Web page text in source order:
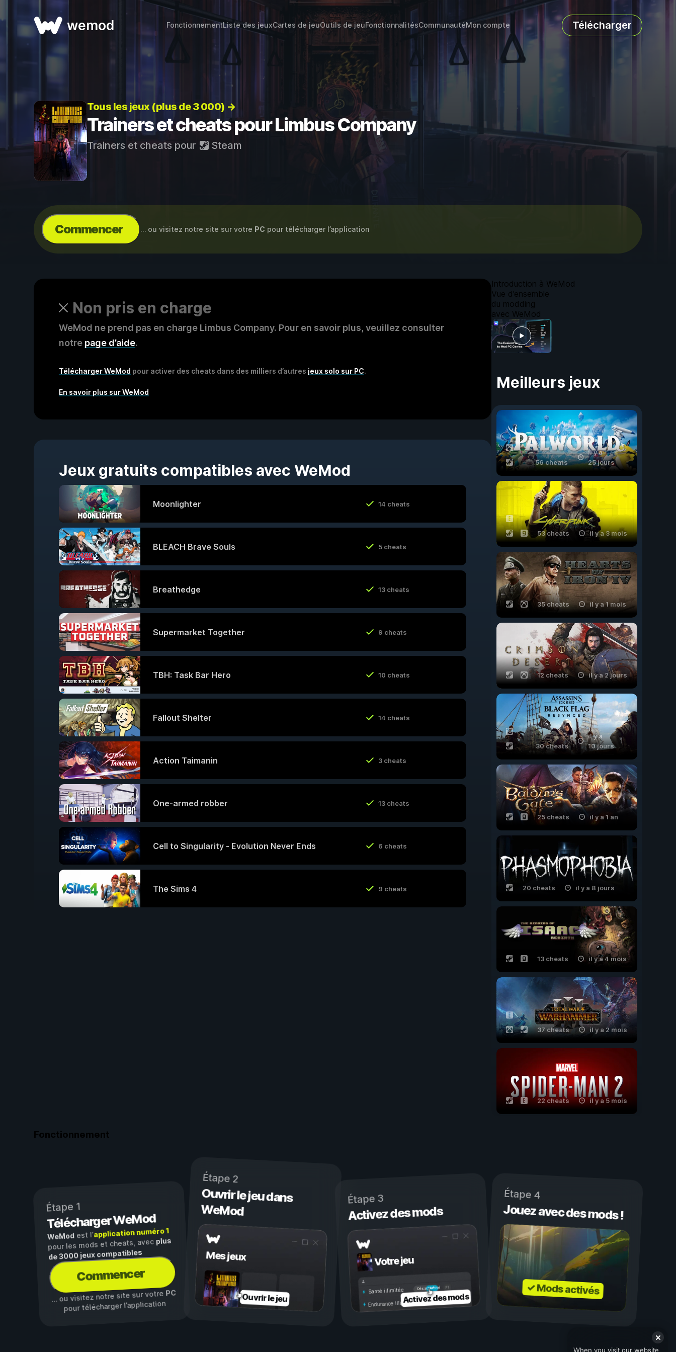
wemod FonctionnementListe des jeuxCartes de jeuOutils de jeuFonctionnalitésCommunautéMon compte Télécharger
Tous les jeux (plus de 3 000) →
Trainers et cheats pour Limbus Company
Trainers et cheats pour Steam
Commencer … ou visitez notre site sur votre PC pour télécharger l’application
Non pris en charge
WeMod ne prend pas en charge Limbus Company. Pour en savoir plus, veuillez consulter
notre page d’aide.
Télécharger WeMod pour activer des cheats dans des milliers d’autres jeux solo sur PC.
En savoir plus sur WeMod
Jeux gratuits compatibles avec WeMod
Moonlighter 14 cheats
BLEACH Brave Souls 5 cheats
Breathedge 13 cheats
Supermarket Together 9 cheats
TBH: Task Bar Hero 10 cheats
Fallout Shelter 14 cheats
Action Taimanin 3 cheats
One-armed robber 13 cheats
Cell to Singularity - Evolution Never Ends 6 cheats
The Sims 4 9 cheats
Introduction à WeMod
Vue d’ensemble
du modding
avec WeMod
Meilleurs jeux
56 cheats
il y a
25 jours
53 cheats il y a 3 mois
35 cheats il y a 1 mois
12 cheats il y a 2 jours
30 cheats
il y a
10 jours
25 cheats il y a 1 an
20 cheats il y a 8 jours
13 cheats il y a 4 mois
37 cheats il y a 2 mois
22 cheats il y a 5 mois
Fonctionnement
Étape 1
Télécharger WeMod
WeModest l’application numéro 1
pour les mods et cheats, avecplus
de 3000 jeux compatibles
Commencer
… ou visitez notre site sur votre PC
pour télécharger l’application
Étape 2
Ouvrir le jeu dans
WeMod
Mes jeux
Ouvrir le jeu
Étape 3
Activez des mods
Votre jeu
Activé
Désactivé
Santé illimitée
Endurance illimitéeActivez des mods
Étape 4
Jouez avec des mods !
✓ Mods activés
When you visit our website